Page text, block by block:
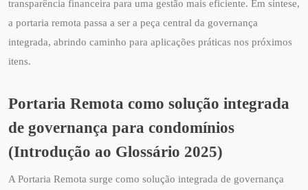
transparência financeira para uma gestão mais eficiente. Em síntese,
a portaria remota passa a ser a peça central da governança
integrada, abrindo caminho para aplicações práticas nos próximos
itens.
Portaria Remota como solução integrada
de governança para condomínios
(Introdução ao Glossário 2025)
A Portaria Remota surge como solução integrada de governança